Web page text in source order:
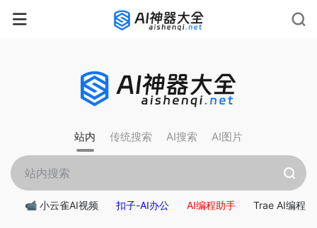
rnrn rnrn rnrn
站内 传统搜索 AI搜索 AI图片
📹 小云雀AI视频 扣子-AI办公 AI编程助手 Trae AI编程